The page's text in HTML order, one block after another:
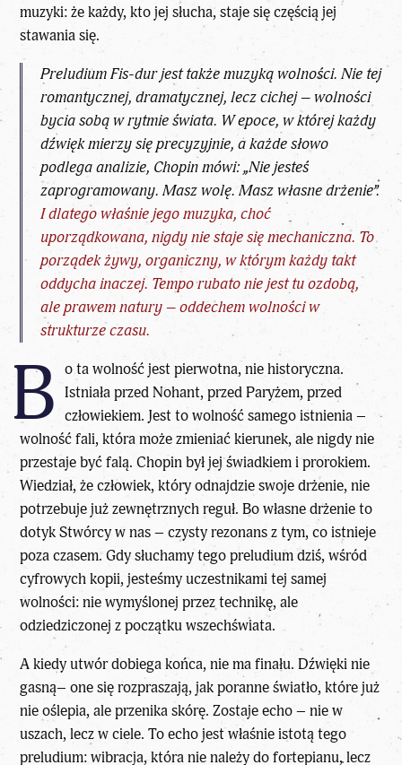
muzyki: że każdy, kto jej słucha, staje się częścią jej
stawania się.
Preludium Fis-dur jest także muzyką wolności. Nie tej
romantycznej, dramatycznej, lecz cichej – wolności
bycia sobą w ryt­mie świata. W epoce, w której każdy
dźwięk mierzy się precyzyjnie, a każde słowo
podlega analizie, Chopin mówi: „Nie jesteś
zaprogramowany. Masz wolę. Masz własne drżenie”.
I dlatego właśnie jego muzyka, choć
uporządkowana, nigdy nie staje się mechaniczna. To
porządek żywy, organiczny, w którym każdy takt
oddycha inaczej. Tempo rubato nie jest tu ozdobą,
ale prawem natury – oddechem wolności w
strukturze czasu.
B o ta wolność jest pierwotna, nie historyczna.
Istniała przed Nohant, przed Paryżem, przed
człowiekiem. Jest to wolność samego istnienia –
wolność fali, która może zmieniać kierunek, ale nigdy nie
przestaje być falą. Chopin był jej świadkiem i prorokiem.
Wiedział, że człowiek, który odnajdzie swoje drżenie, nie
potrzebuje już zewnętrznych reguł. Bo własne drżenie to
dotyk Stwórcy w nas – czysty rezonans z tym, co istnieje
poza czasem. Gdy słuchamy tego preludium dziś, wśród
cyfrowych kopii, jesteśmy uczestnikami tej samej
wolności: nie wymyślonej przez technikę, ale
odziedziczonej z początku wszechświata.
A kiedy utwór dobiega końca, nie ma finału. Dźwięki nie
gasną– one się rozpraszają, jak poranne światło, które już
nie oślepia, ale przenika skórę. Zostaje echo – nie w
uszach, lecz w ciele. To echo jest właśnie istotą tego
preludium: wibracja, która nie należy do fortepianu, lecz